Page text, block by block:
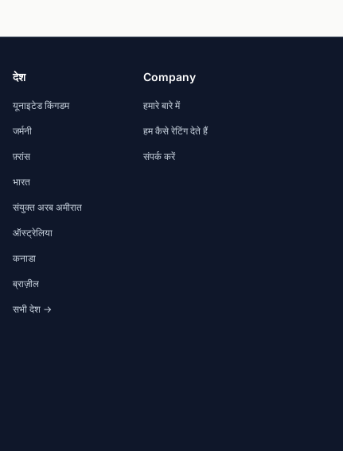
देश
यूनाइटेड किंगडम
जर्मनी
फ़्रांस
भारत
संयुक्त अरब अमीरात
ऑस्ट्रेलिया
कनाडा
ब्राज़ील
सभी देश →
Company
हमारे बारे में
हम कैसे रेटिंग देते हैं
संपर्क करें